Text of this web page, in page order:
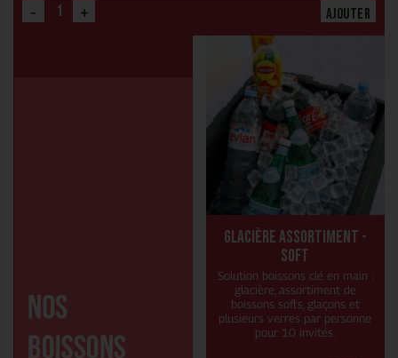
- + Ajouter
Glacière Assortiment -
Soft
Solution boissons clé en main :
glacière, assortiment de
boissons softs, glaçons et
plusieurs verres par personne
pour 10 invités.